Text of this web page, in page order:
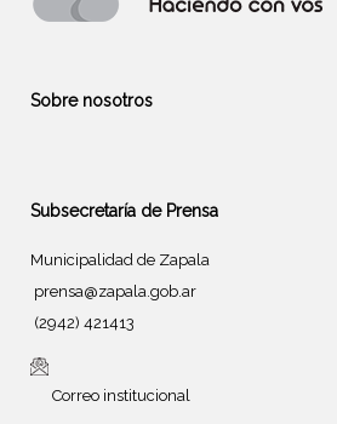
Sobre nosotros
Subsecretaría de Prensa
Municipalidad de Zapala
prensa@zapala.gob.ar
(2942) 421413
Correo institucional